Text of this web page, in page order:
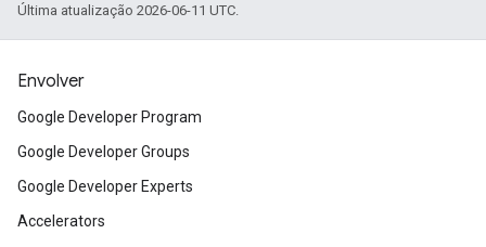
Última atualização 2026-06-11 UTC.
Envolver
Google Developer Program
Google Developer Groups
Google Developer Experts
Accelerators